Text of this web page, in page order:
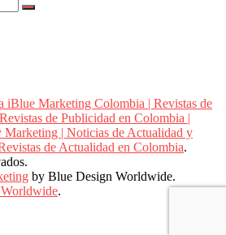
iBlue Marketing Colombia | Revistas de
de Publicidad en Colombia |
Marketing | Noticias de Actualidad y
de Actualidad en Colombia.
by Blue Design Worldwide.
.